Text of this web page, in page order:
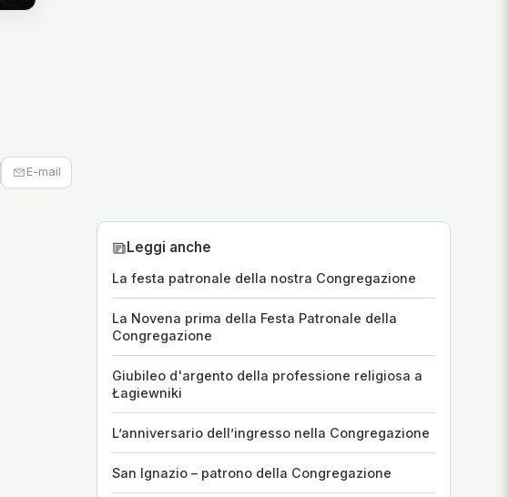
E-mail
Leggi anche
La festa patronale della nostra Congregazione
La Novena prima della Festa Patronale della
Congregazione
Giubileo d'argento della professione religiosa a
Łagiewniki
L’anniversario dell’ingresso nella Congregazione
San Ignazio – patrono della Congregazione